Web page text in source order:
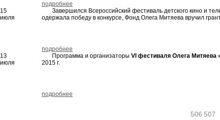
подробнее
15
июля
Завершился Всероссийский фестиваль детского кино и
одержала победу в конкурсе, Фонд Олега Митяева вручил
подробнее
13
июля
Программа и организаторы VI фестиваля Олега Митяева
2015 г.
подробнее
506 507